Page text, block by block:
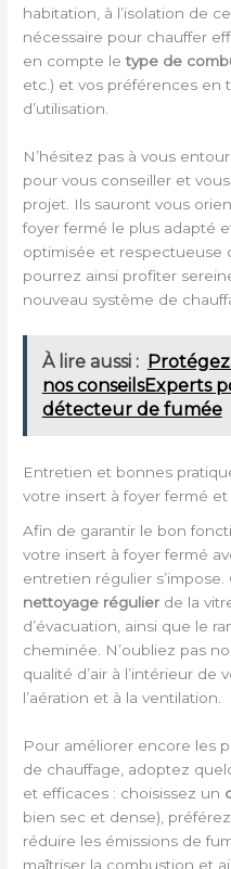
habitation, à l’isolation de
nécessaire pour chauffer
en compte letype de
etc.) et vos préférences
d’utilisation.
N’hésitez pas à vous
pour vous conseiller et
projet. Ils sauront vous
foyer fermé le plus adapté
optimisée et respectueuse
pourrez ainsi profiter
nouveau système de
À lire aussi :
nos conseilsExperts
détecteur de fumée
Entretien et bonnes
votre insert à foyer fermé
Afin de garantir le bon
votre insert à foyer fermé
entretien régulier
nettoyage régulierde la
d’évacuation, ainsi que le
cheminée. N’oubliez pas
qualité d’air à l’intérieur
l’aération et à la ventilation.
Pour améliorer encore les
de chauffage, adoptez
et efficaces : choisissez un
bien sec et dense),
réduire les émissions de
maîtriser la combustion et